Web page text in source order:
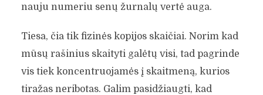
nauju numeriu senų žurnalų vertė auga.
Tiesa, čia tik fizinės kopijos skaičiai. Norim kad
mūsų rašinius skaityti galėtų visi, tad pagrinde
vis tiek koncentruojamės į skaitmeną, kurios
tiražas neribotas. Galim pasidžiaugti, kad